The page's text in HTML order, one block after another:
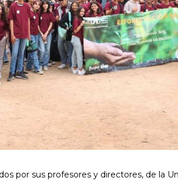
por sus profesores y directores, de la